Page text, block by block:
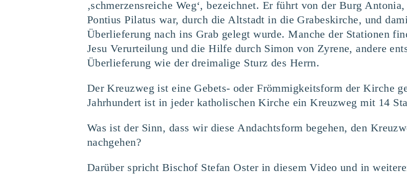
‚schmerzensreiche Weg‘, bezeichnet. Er führt von der Burg
Pontius Pilatus war, durch die Altstadt in die Grabeskirche, und
Überlieferung nach ins Grab gelegt wurde. Manche der Stationen
Jesu Verurteilung und die Hilfe durch Simon von Zyrene, andere
Überlieferung wie der dreimalige Sturz des Herrn.
Der Kreuzweg ist eine Gebets- oder Frömmigkeitsform der Kirche
Jahrhundert ist in jeder katholischen Kirche ein Kreuzweg mit 14
Was ist der Sinn, dass wir diese Andachtsform begehen, den
nachgehen?
Darüber spricht Bischof Stefan Oster in diesem Video und in